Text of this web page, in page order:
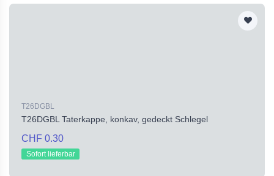
T26DGBL
T26DGBL Taterkappe, konkav, gedeckt Schlegel
CHF 0.30
Sofort lieferbar